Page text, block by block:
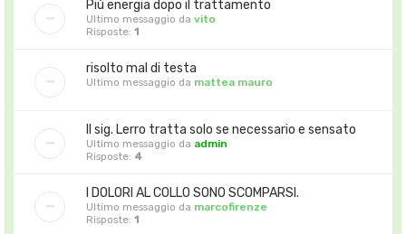
Più energia dopo il trattamento
Ultimo messaggio da vito
Risposte: 1
risolto mal di testa
Ultimo messaggio da mattea mauro
Il sig. Lerro tratta solo se necessario e sensato
Ultimo messaggio da admin
Risposte: 4
I DOLORI AL COLLO SONO SCOMPARSI.
Ultimo messaggio da marcofirenze
Risposte: 1